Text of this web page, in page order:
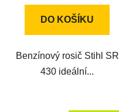
DO KOŠÍKU
Benzínový rosič Stihl SR
430 ideální...